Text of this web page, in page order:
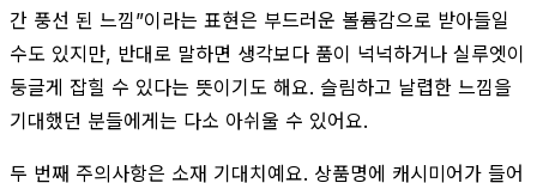
간 풍선 된 느낌”이라는 표현은 부드러운 볼륨감으로 받아들일
수도 있지만, 반대로 말하면 생각보다 품이 넉넉하거나 실루엣이
둥글게 잡힐 수 있다는 뜻이기도 해요. 슬림하고 날렵한 느낌을
기대했던 분들에게는 다소 아쉬울 수 있어요.
두 번째 주의사항은 소재 기대치예요. 상품명에 캐시미어가 들어